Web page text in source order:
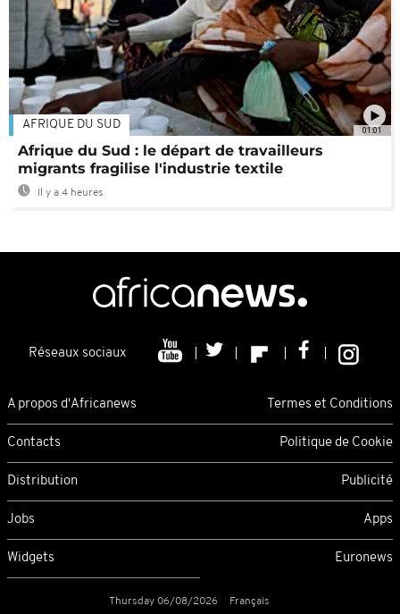
01:01
AFRIQUE DU SUD
Afrique du Sud : le départ de travailleurs
migrants fragilise l'industrie textile
Il y a 4 heures
Réseaux sociaux
A propos d'Africanews Termes et Conditions
Contacts Politique de Cookie
Distribution Publicité
Jobs Apps
Widgets Euronews
Thursday 06/08/2026